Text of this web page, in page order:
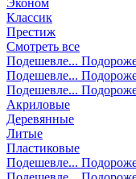
Эконом
Классик
Престиж
Смотреть все
Подешевле...
Подешевле...
Подешевле...
Акриловые
Деревянные
Литые
Пластиковые
Подешевле...